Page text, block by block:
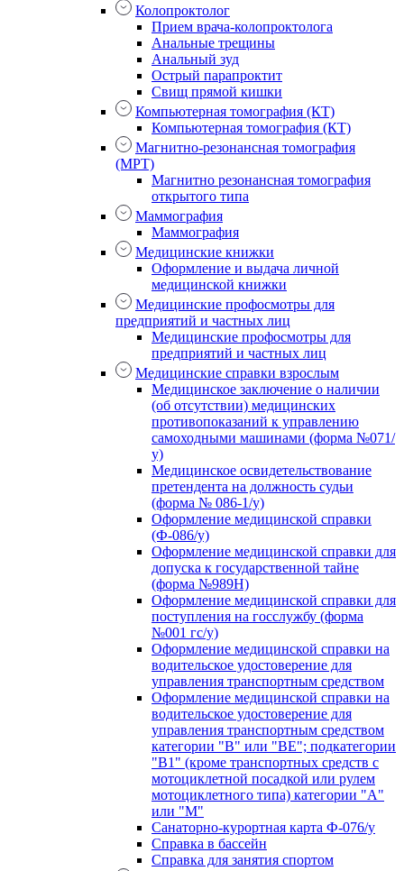
Колопроктолог
Прием врача-колопроктолога
Анальные трещины
Анальный зуд
Острый парапроктит
Свищ прямой кишки
Компьютерная томография (КТ)
Компьютерная томография (КТ)
Магнитно-резонансная томография
(МРТ)
Магнитно резонансная томография
открытого типа
Маммография
Маммография
Медицинские книжки
Оформление и выдача личной
медицинской книжки
Медицинские профосмотры для
предприятий и частных лиц
Медицинские профосмотры для
предприятий и частных лиц
Медицинские справки взрослым
Медицинское заключение о наличии
(об отсутствии) медицинских
противопоказаний к управлению
самоходными машинами (форма №071/
у)
Медицинское освидетельствование
претендента на должность судьи
(форма № 086-1/у)
Оформление медицинской справки
(Ф-086/у)
Оформление медицинской справки для
допуска к государственной тайне
(форма №989Н)
Оформление медицинской справки для
поступления на госслужбу (форма
№001 гс/у)
Оформление медицинской справки на
водительское удостоверение для
управления транспортным средством
Оформление медицинской справки на
водительское удостоверение для
управления транспортным средством
категории "В" или "BE"; подкатегории
"В1" (кроме транспортных средств с
мотоциклетной посадкой или рулем
мотоциклетного типа) категории "А"
или "М"
Санаторно-курортная карта Ф-076/у
Справка в бассейн
Справка для занятия спортом